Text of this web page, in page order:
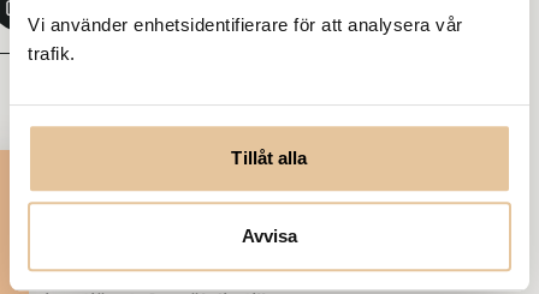
Vi använder enhetsidentifierare för att analysera vår
trafik.
Tillåt alla
Avvisa
Prenumerera på nya
tjänster
Var först med att få veta när
det kommer en ny